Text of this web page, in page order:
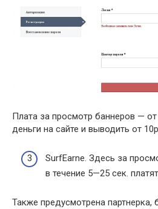
Плата за просмотр баннеров —
деньги на сайте и выводить от
SurfEarne. Здесь за
в течение 5—25 сек.
Также предусмотрена партнерка,